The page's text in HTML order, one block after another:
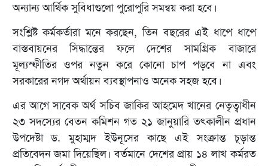
অন্যান্য আর্থিক সুবিধাগুলো পুরোপুরি সমন্বয় করা হবে।
সংশ্লিষ্ট কর্মকর্তারা মনে করছেন, তিন বছরের এই ধাপে ধাপে
বাস্তবায়নের সিদ্ধান্তের ফলে দেশের সামগ্রিক বাজারে
মূল্যস্ফীতির ওপর নতুন করে কোনো চাপ পড়বে না এবং
সরকারের নগদ অর্থায়ন ব্যবস্থাপনাও অনেক সহজ হবে।
এর আগে সাবেক অর্থ সচিব জাকির আহমেদ খানের নেতৃত্বাধীন
২৩ সদস্যের বেতন কমিশন গত ২১ জানুয়ারি তৎকালীন প্রধান
উপদেষ্টা ড. মুহাম্মদ ইউনূসের কাছে এই সংক্রান্ত চূড়ান্ত
প্রতিবেদন জমা দিয়েছিল। বর্তমানে দেশের প্রায় ১৪ লাখ কর্মরত